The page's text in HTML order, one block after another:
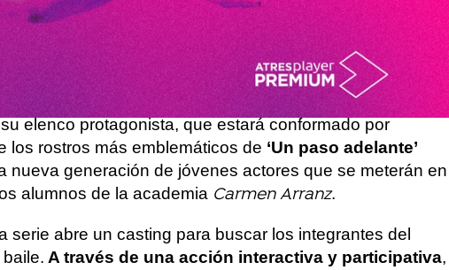
Next’, una nueva serie original
de la plataforma de
que tiene como escenario la academia
Carmen Arranz
escuela de artes escénicas de nuestra televisión.
comenzará su rodaje durante este verano, está
elenco protagonista, que estará conformado por
los rostros más emblemáticos de ‘Un paso adelante’
nueva generación de jóvenes actores que se meterán en
alumnos de la academia Carmen Arranz.
serie abre un casting para buscar los integrantes del
A través de una acción interactiva y participativa,